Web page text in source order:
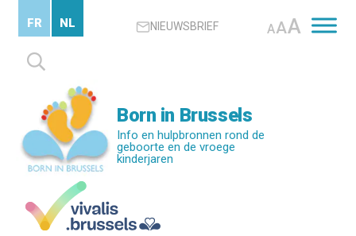
content
NIEUWSBRIEF AAA
Zoeken
naar:
FR NL
Born in Brussels
Info en hulpbronnen rond de
geboorte en de vroege
kinderjaren